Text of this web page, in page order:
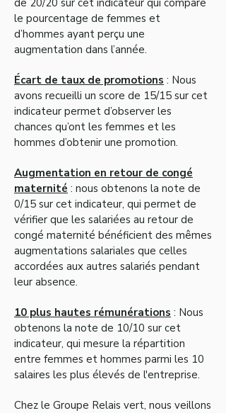
de 20/20 sur cet indicateur qui compare
le pourcentage de femmes et
d’hommes ayant perçu une
augmentation dans l’année.
Écart de taux de promotions : Nous
avons recueilli un score de 15/15 sur cet
indicateur permet d’observer les
chances qu’ont les femmes et les
hommes d’obtenir une promotion.
Augmentation en retour de congé
maternité : nous obtenons la note de
0/15 sur cet indicateur, qui permet de
vérifier que les salariées au retour de
congé maternité bénéficient des mêmes
augmentations salariales que celles
accordées aux autres salariés pendant
leur absence.
10 plus hautes rémunérations : Nous
obtenons la note de 10/10 sur cet
indicateur, qui mesure la répartition
entre femmes et hommes parmi les 10
salaires les plus élevés de l'entreprise.
Chez le Groupe Relais vert, nous veillons